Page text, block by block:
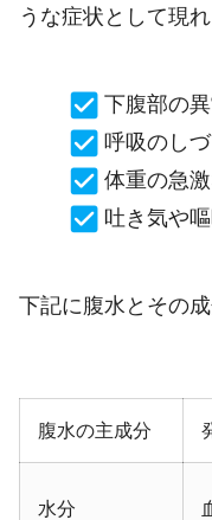
うな症状として現れ
下腹部の
呼吸のし
体重の急
吐き気や
下記に腹水とその
腹水の主成分
水分